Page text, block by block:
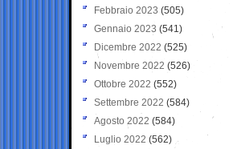
Febbraio 2023 (505)
Gennaio 2023 (541)
Dicembre 2022 (525)
Novembre 2022 (526)
Ottobre 2022 (552)
Settembre 2022 (584)
Agosto 2022 (584)
Luglio 2022 (562)